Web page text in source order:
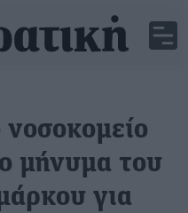
μήνυμα του
για